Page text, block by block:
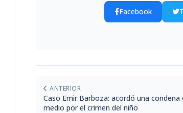
Facebook
ANTERIOR
Caso Emir Barboza: acordó una condena
medio por el crimen del niño